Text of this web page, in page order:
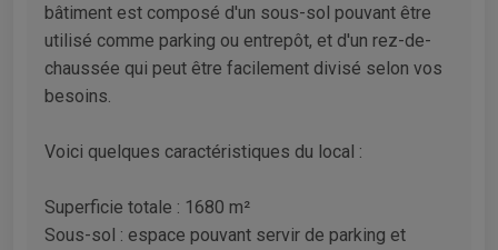
bâtiment est composé d'un sous-sol pouvant être
utilisé comme parking ou entrepôt, et d'un rez-de-
chaussée qui peut être facilement divisé selon vos
besoins.
Voici quelques caractéristiques du local :
Superficie totale : 1680 m²
Sous-sol : espace pouvant servir de parking et